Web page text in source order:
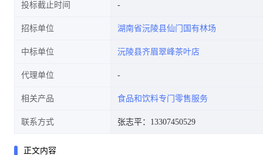
投标截止时间
招标单位 湖南省沅陵县仙门国有林场
中标单位 沅陵县齐眉翠峰茶叶店
代理单位
相关产品 食品和饮料专门零售服务
联系方式 张志平：13307450529
正文内容